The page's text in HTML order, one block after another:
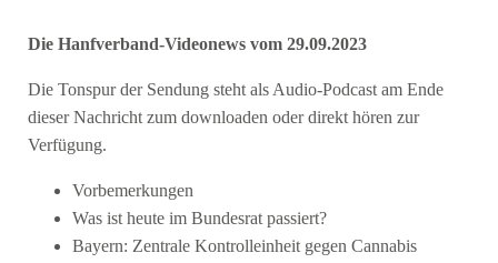
Die Hanfverband-Videonews vom 29.09.2023
Die Tonspur der Sendung steht als Audio-Podcast am Ende
dieser Nachricht zum downloaden oder direkt hören zur
Verfügung.
Vorbemerkungen
Was ist heute im Bundesrat passiert?
Bayern: Zentrale Kontrolleinheit gegen Cannabis